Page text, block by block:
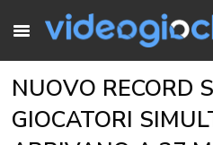
NUOVO RECORD
GIOCATORI